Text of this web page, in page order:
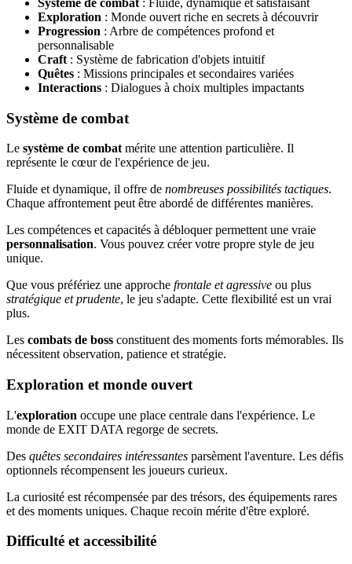
Exploration : Monde ouvert riche en secrets à découvrir
Progression : Arbre de compétences profond et
personnalisable
Craft : Système de fabrication d'objets intuitif
Quêtes : Missions principales et secondaires variées
Interactions : Dialogues à choix multiples impactants
Système de combat
Le système de combat mérite une attention particulière. Il
représente le cœur de l'expérience de jeu.
Fluide et dynamique, il offre de nombreuses possibilités tactiques.
Chaque affrontement peut être abordé de différentes manières.
Les compétences et capacités à débloquer permettent une vraie
personnalisation. Vous pouvez créer votre propre style de jeu
unique.
Que vous préfériez une approche frontale et agressive ou plus
stratégique et prudente, le jeu s'adapte. Cette flexibilité est un vrai
plus.
Les combats de boss constituent des moments forts mémorables. Ils
nécessitent observation, patience et stratégie.
Exploration et monde ouvert
L'exploration occupe une place centrale dans l'expérience. Le
monde de EXIT DATA regorge de secrets.
Des quêtes secondaires intéressantes parsèment l'aventure. Les défis
optionnels récompensent les joueurs curieux.
La curiosité est récompensée par des trésors, des équipements rares
et des moments uniques. Chaque recoin mérite d'être exploré.
Difficulté et accessibilité